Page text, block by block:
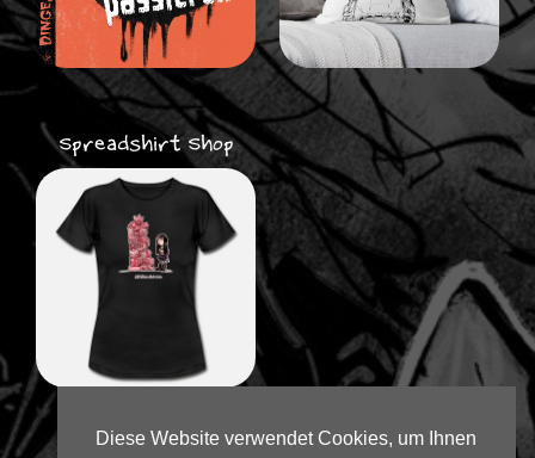
Spreadshirt Shop
Diese Website verwendet Cookies, um Ihnen